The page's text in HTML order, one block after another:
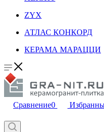
ZYX
АТЛАС КОНКОРД
КЕРАМА МАРАЦЦИ
Сравнение0